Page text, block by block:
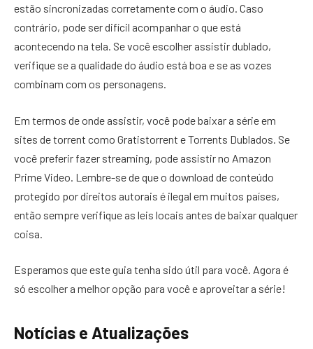
estão sincronizadas corretamente com o áudio. Caso
contrário, pode ser difícil acompanhar o que está
acontecendo na tela. Se você escolher assistir dublado,
verifique se a qualidade do áudio está boa e se as vozes
combinam com os personagens.
Em termos de onde assistir, você pode baixar a série em
sites de torrent como Gratistorrent e Torrents Dublados. Se
você preferir fazer streaming, pode assistir no Amazon
Prime Video. Lembre-se de que o download de conteúdo
protegido por direitos autorais é ilegal em muitos países,
então sempre verifique as leis locais antes de baixar qualquer
coisa.
Esperamos que este guia tenha sido útil para você. Agora é
só escolher a melhor opção para você e aproveitar a série!
Notícias e Atualizações